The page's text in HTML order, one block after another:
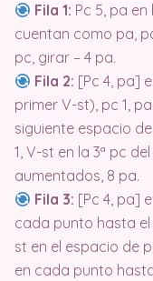
Fila 1: Pc 5, pa
cuentan como pa,
pc, girar – 4 pa.
Fila 2: [Pc 4, pa]
primer V-st), pc 1,
siguiente espacio
1, V-st en la 3ª pc
aumentados, 8 pa.
Fila 3: [Pc 4, pa]
cada punto hasta
st en el espacio de
en cada punto